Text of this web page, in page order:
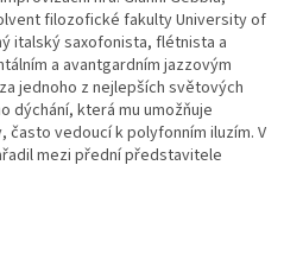
filozofické fakulty University of
italský saxofonista, flétnista a
a avantgardním jazzovým
jednoho z nejlepších světových
dýchání, která mu umožňuje
vedoucí k polyfonním iluzím. V
mezi přední představitele